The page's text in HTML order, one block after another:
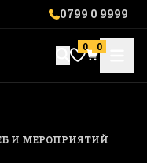
0799 0 9999
0 0
И МЕРОПРИЯТИЙ